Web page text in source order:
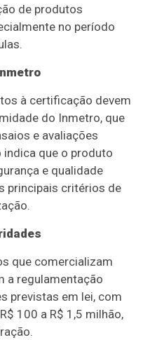
de produtos
no período
à certificação devem
do Inmetro, que
e avaliações
indica que o produto
e qualidade
principais critérios de
que comercializam
a regulamentação
previstas em lei, com
100 a R$ 1,5 milhão,